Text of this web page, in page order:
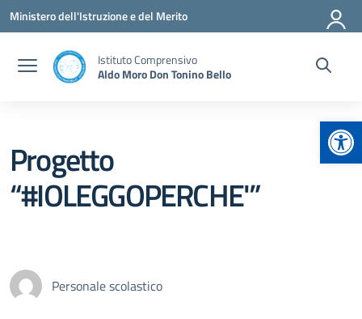
Vai ai contenuti
Vai al menu di navigazione
Vai al footer
Ministero dell'Istruzione e del Merito
Istituto Comprensivo
Aldo Moro Don Tonino Bello
Progetto
“#IOLEGGOPERCHE'”
Personale scolastico